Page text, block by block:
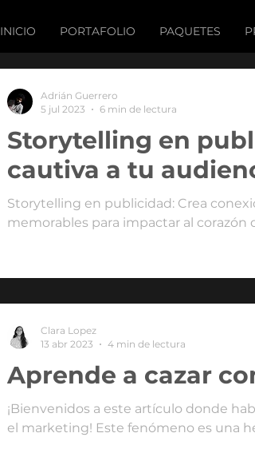
INICIO PORTAFOLIO PAQUETES
Storytelling en
cautiva a tu
Storytelling en publicidad: Crea
memorables para impactar al corazón
Adrián Guerrero
5 jul 2023
6 min de lectura
Aprende a cazar
¡Bienvenidos a este artículo donde
el marketing! Este fenómeno es una
Clara Lopez
13 abr 2023
4 min de lectura